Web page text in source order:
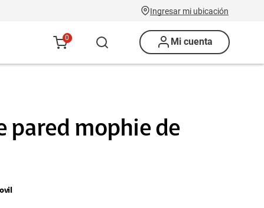
Ingresar mi ubicación
0 Mi cuenta
pared mophie de